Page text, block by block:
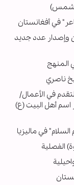
الشمس)
في أفغانستان
وإصدار عدد جديد
المنهج
ناصري
في الأعمال/
اسم أهل البيت (ع)
في ماليزيا
الفصلية